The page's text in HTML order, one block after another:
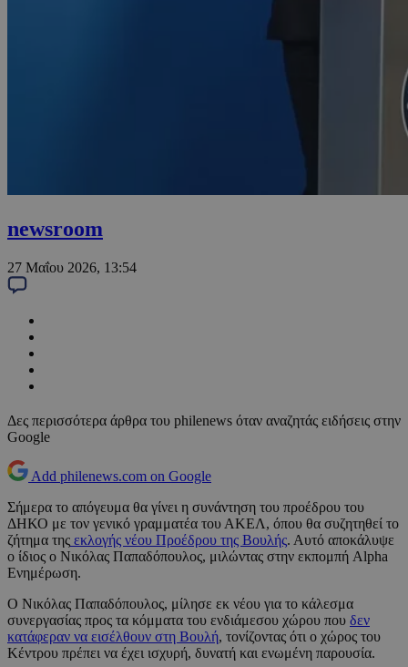
newsroom
27 Μαΐου 2026, 13:54
Δες περισσότερα άρθρα του philenews όταν αναζητάς ειδήσεις στην
Google
Add philenews.com on Google
Σήμερα το απόγευμα θα γίνει η συνάντηση του προέδρου του
ΔΗΚΟ με τον γενικό γραμματέα του ΑΚΕΛ, όπου θα συζητηθεί το
ζήτημα της εκλογής νέου Προέδρου της Βουλής. Αυτό αποκάλυψε
ο ίδιος ο Νικόλας Παπαδόπουλος, μιλώντας στην εκπομπή Alpha
Ενημέρωση.
Ο Νικόλας Παπαδόπουλος, μίλησε εκ νέου για το κάλεσμα
συνεργασίας προς τα κόμματα του ενδιάμεσου χώρου που δεν
κατάφεραν να εισέλθουν στη Βουλή, τονίζοντας ότι ο χώρος του
Κέντρου πρέπει να έχει ισχυρή, δυνατή και ενωμένη παρουσία.